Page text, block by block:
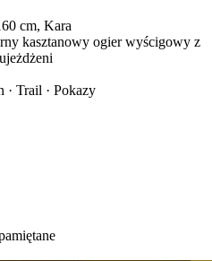
cm, Kara
kasztanowy ogier wyścigowy z
· Trail · Pokazy